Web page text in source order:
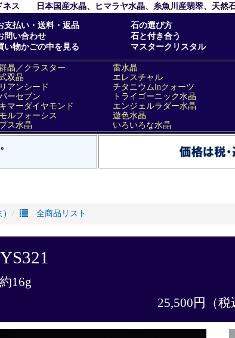
) 全商品リスト
16g
25,500円（